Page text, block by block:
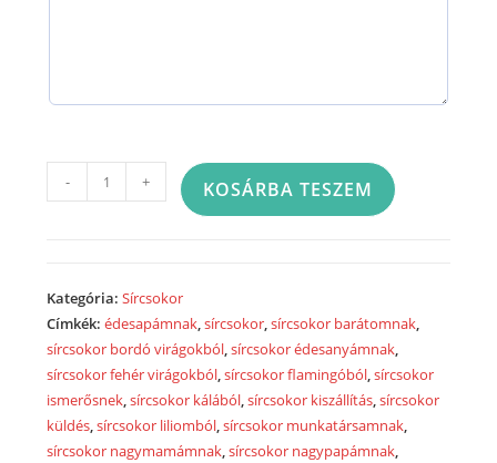
sírcsokor
2047
mennyiség
- + KOSÁRBA TESZEM
Kategória:Sírcsokor
Címkék:édesapámnak,sírcsokor,sírcsokor barátomnak,
sírcsokor bordó virágokból,sírcsokor édesanyámnak,
sírcsokor fehér virágokból,sírcsokor flamingóból,sírcsokor
ismerősnek,sírcsokor kálából,sírcsokor kiszállítás,sírcsokor
küldés,sírcsokor liliomból,sírcsokor munkatársamnak,
sírcsokor nagymamámnak,sírcsokor nagypapámnak,